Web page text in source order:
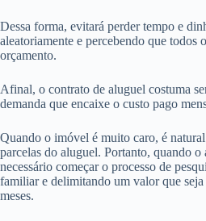
Dessa forma, evitará perder tempo e
aleatoriamente e percebendo que todos
orçamento.
Afinal, o contrato de aluguel costuma
demanda que encaixe o custo pago
Quando o imóvel é muito caro, é
parcelas do aluguel. Portanto, quando o
necessário começar o processo de
familiar e delimitando um valor que
meses.